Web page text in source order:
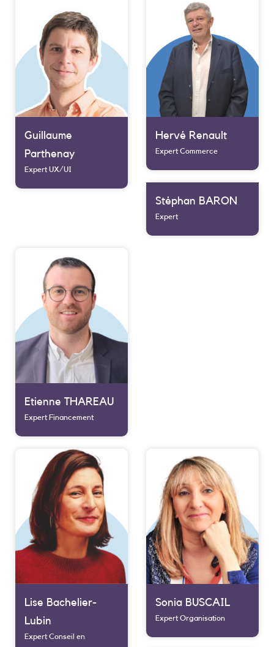
Guillaume
Parthenay
Expert UX/UI
Hervé Renault
Expert Commerce
Stéphan BARON
Expert
Etienne THAREAU
Expert Financement
Lise Bachelier-
Lubin
Expert Conseil en
Sonia BUSCAIL
Expert Organisation